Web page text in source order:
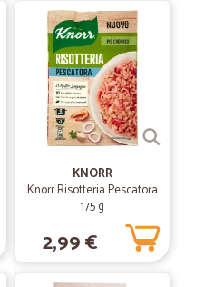
KNORR
Knorr Risotteria Pescatora
175 g
2,99 €